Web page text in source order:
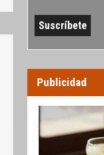
Publicidad